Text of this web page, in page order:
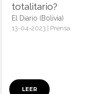
totalitario?
El Diario (Bolivia)
13-04-2023 | Prensa
LEER